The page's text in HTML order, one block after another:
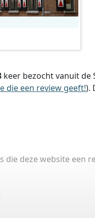
keer bezocht vanuit de
die een review geeft!).
die deze website een